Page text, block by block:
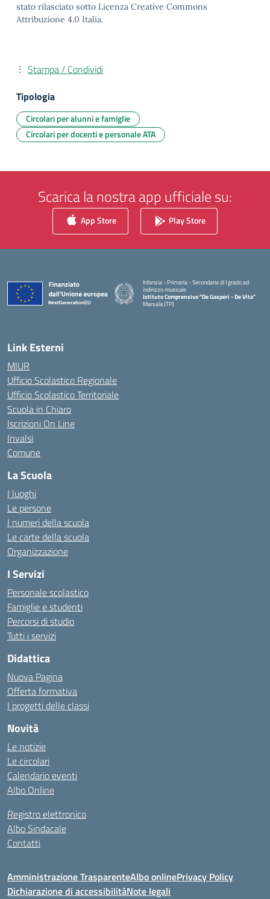
stato rilasciato sotto Licenza Creative Commons
Attribuzione 4.0 Italia.
Stampa / Condividi
Tipologia
Circolari per alunni e famiglie
Circolari per docenti e personale ATA
Scarica la nostra app ufficiale su:
App Store Play Store
Infanzia - Primaria - Secondaria di I grado ad
indirizzo musicale
Istituto Comprensivo "De Gasperi - De Vita"
Marsala (TP)
Link Esterni
MIUR
Ufficio Scolastico Regionale
Ufficio Scolastico Territoriale
Scuola in Chiaro
Iscrizioni On Line
Invalsi
Comune
La Scuola
I luoghi
Le persone
I numeri della scuola
Le carte della scuola
Organizzazione
I Servizi
Personale scolastico
Famiglie e studenti
Percorsi di studio
Tutti i servizi
Didattica
Nuova Pagina
Offerta formativa
I progetti delle classi
Novità
Le notizie
Le circolari
Calendario eventi
Albo Online
Registro elettronico
Albo Sindacale
Contatti
Amministrazione TrasparenteAlbo onlinePrivacy Policy
Dichiarazione di accessibilitàNote legali